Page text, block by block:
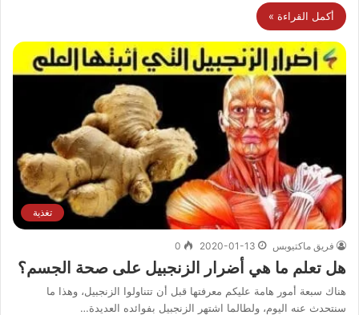
أكمل القراءة »
تغذية
فريق ماكتيوبس 2020-01-13
0
هل تعلم ما هي أضرار الزنجبيل على صحة الجسم؟
هناك سبعة أمور هامة عليكم معرفتها قبل أن تتناولوا الزنجبيل، وهذا ما
سنتحدث عنه اليوم، ولطالما اشتهر الزنجبيل بفوائده العديدة…